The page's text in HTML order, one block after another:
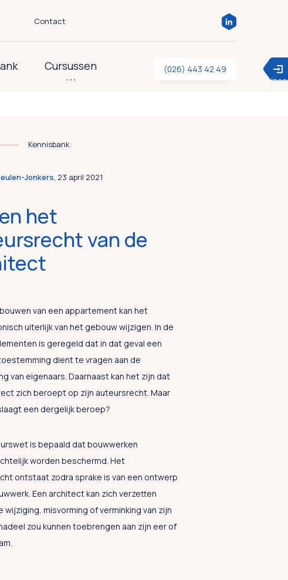
Contact
Cursussen (026) 443 42 49
Kennisbank
Jonkers, 23 april 2021
het
van de
van een appartement kan het
uiterlijk van het gebouw wijzigen. In de
is geregeld dat in dat geval een
dient te vragen aan de
van eigenaars. Daarnaast kan het zijn dat
zich beroept op zijn auteursrecht. Maar
een dergelijk beroep?
is bepaald dat bouwwerken
worden beschermd. Het
ontstaat zodra sprake is van een ontwerp
Een architect kan zich verzetten
wijziging, misvorming of verminking van zijn
zou kunnen toebrengen aan zijn eer of